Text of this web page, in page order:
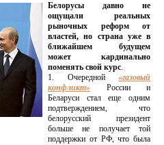
Белорусы давно не
ощущали реальных
рыночных реформ от
властей, но страна уже в
ближайшем будущем
может кардинально
поменять свой курс.
1. Очередной «газовый
конфликт» России и
Беларуси стал еще одним
подтверждением, что
белорусский президент
больше не получает той
поддержки от РФ, что была